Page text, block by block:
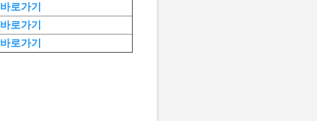
바로가기
바로가기
바로가기